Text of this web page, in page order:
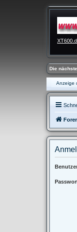
Die
Anzeige